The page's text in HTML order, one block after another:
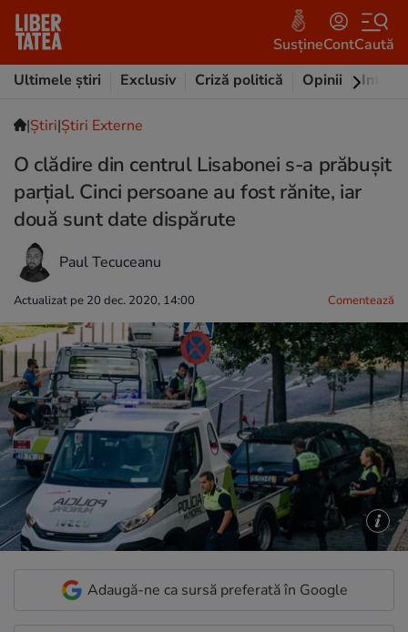
SusțineContCaută
Ultimele știri
Exclusiv Criză politică Opinii
|Ştiri|Știri Externe
O clădire din centrul Lisabonei s-a prăbușit
parțial. Cinci persoane au fost rănite, iar
două sunt date dispărute
Paul Tecuceanu
Actualizat pe 20 dec. 2020, 14:00 Comentează
Adaugă-ne ca sursă preferată în Google